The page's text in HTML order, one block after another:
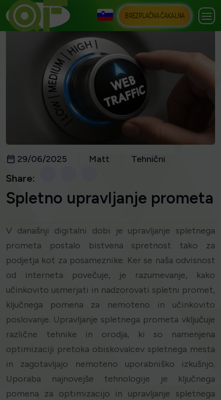
BREZPLAČNA ČAKALNA
29/06/2025 Matt Tehnični
Share:
Spletno upravljanje prometa
V današnji digitalni dobi je upravljanje spletnega
prometa postalo bistvena spretnost tako za
podjetja kot za posameznike. Ker se naša odvisnost
od interneta povečuje, je razumevanje, kako
učinkovito usmerjati in nadzorovati spletni promet,
ključnega pomena za nemoteno in učinkovito
poslovanje. Upravljanje spletnega prometa vključuje
različne tehnike in orodja, ki so namenjena
optimizaciji pretoka obiskovalcev spletnega mesta
in zagotavljajo nemoteno uporabniško izkušnjo.
Uporaba najnovejše tehnologije je ključnega
pomena za optimizacijo in upravljanje spletnega